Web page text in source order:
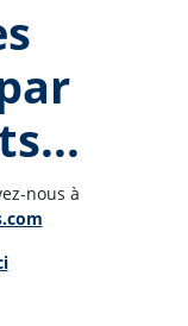
nous à